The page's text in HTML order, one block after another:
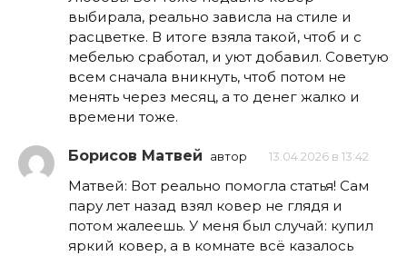
выбирала, реально зависла на стиле и
расцветке. В итоге взяла такой, чтоб и с
мебелью сработал, и уют добавил. Советую
всем сначала вникнуть, чтоб потом не
менять через месяц, а то денег жалко и
времени тоже.
Борисов Матвей автор 13.04.2026 в 13:42
Матвей: Вот реально помогла статья! Сам
пару лет назад взял ковер не глядя и
потом жалеешь. У меня был случай: купил
яркий ковер, а в комнате всё казалось